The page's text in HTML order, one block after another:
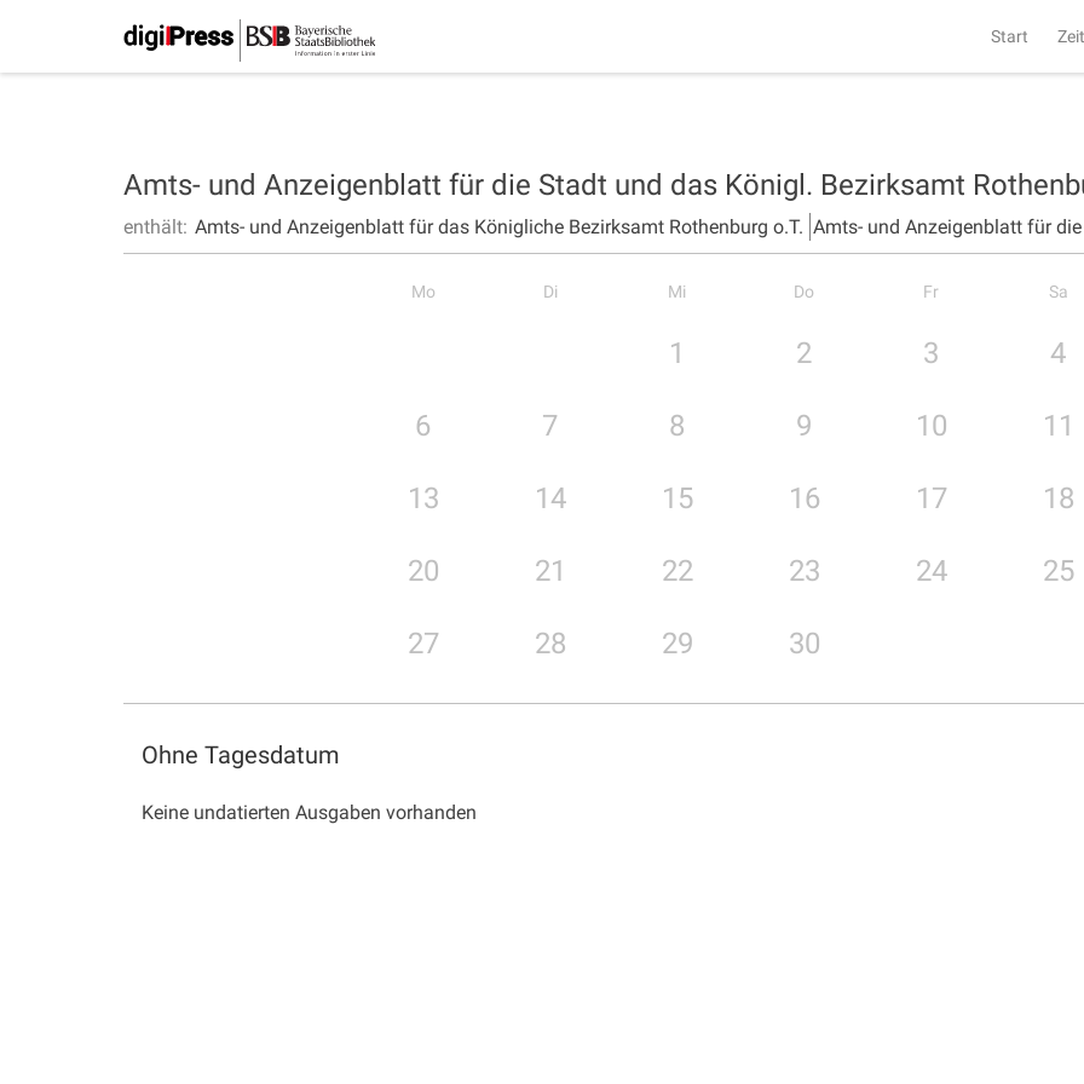
Start
Amts- und Anzeigenblatt für die Stadt und das Königl. Bezirksamt
enthält: Amts- und Anzeigenblatt für das Königliche Bezirksamt Rothenburg o.T. Amts- und Anzeigenblatt für
Mo Di Mi Do Fr Sa
1 2 3 4
6 7 8 9 10 11
13 14 15 16 17 18
20 21 22 23 24 25
27 28 29 30
Ohne Tagesdatum
Keine undatierten Ausgaben vorhanden